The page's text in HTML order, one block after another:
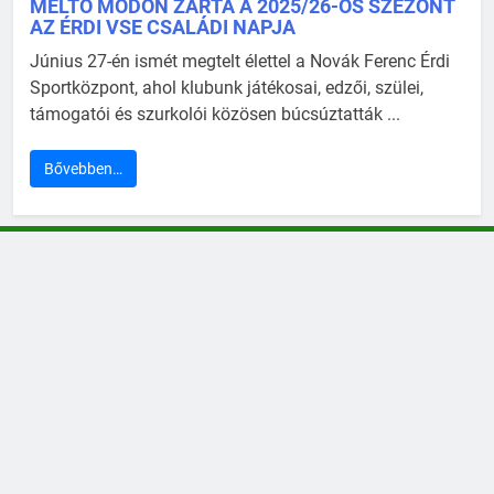
MÉLTÓ MÓDON ZÁRTA A 2025/26-OS SZEZONT
AZ ÉRDI VSE CSALÁDI NAPJA
Június 27-én ismét megtelt élettel a Novák Ferenc Érdi
Sportközpont, ahol klubunk játékosai, edzői, szülei,
támogatói és szurkolói közösen búcsúztatták ...
Bővebben…